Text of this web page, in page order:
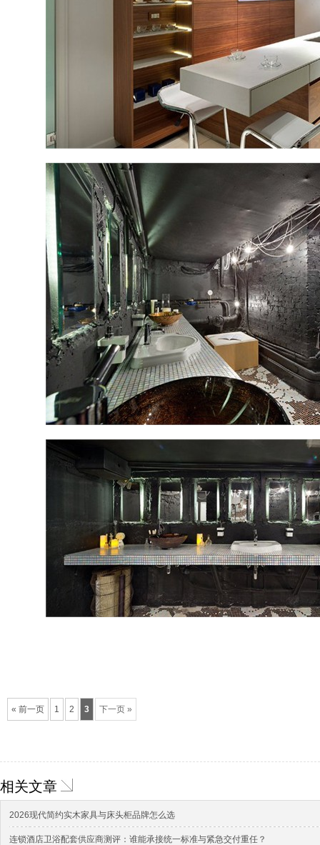
« 前一页 1 2 3 下一页 »
相关文章
2026现代简约实木家具与床头柜品牌怎么选
连锁酒店卫浴配套供应商测评：谁能承接统一标准与紧急交付重任？